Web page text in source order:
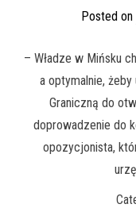
Posted on
– Władze w Mińsku
a optymalnie,
Graniczną do
doprowadzenie do
opozycjonista,